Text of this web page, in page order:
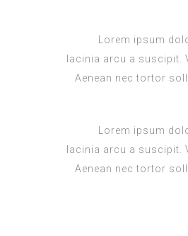
orem ipsum
lacinia arcu a suscipit.
Aenean nec tortor
Lorem ipsum
lacinia arcu a suscipit.
Aenean nec tortor